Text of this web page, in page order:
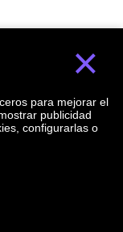
en
×
para mejorar el
publicidad
configurarlas o